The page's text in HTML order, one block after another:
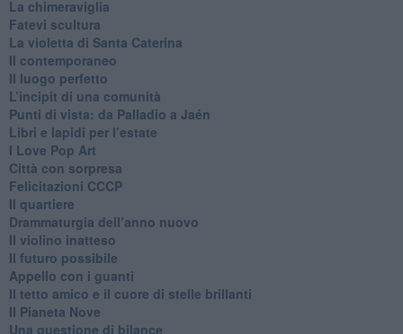
La chimeraviglia
​Fatevi scultura
​La violetta di Santa Caterina
​Il contemporaneo
​Il luogo perfetto
​L’incipit di una comunità
Punti di vista: da Palladio a Jaén
​Libri e lapidi per l’estate
​I Love Pop Art
Città con sorpresa
Felicitazioni CCCP
​Il quartiere
​Drammaturgia dell’anno nuovo
​Il violino inatteso
​Il futuro possibile
​Appello con i guanti
​Il tetto amico e il cuore di stelle brillanti
​Il Pianeta Nove
​Una questione di bilance